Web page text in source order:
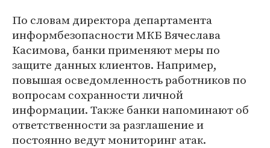
По словам директора департамента
информбезопасности МКБ Вячеслава
Касимова, банки применяют меры по
защите данных клиентов. Например,
повышая осведомленность работников по
вопросам сохранности личной
информации. Также банки напоминают об
ответственности за разглашение и
постоянно ведут мониторинг атак.